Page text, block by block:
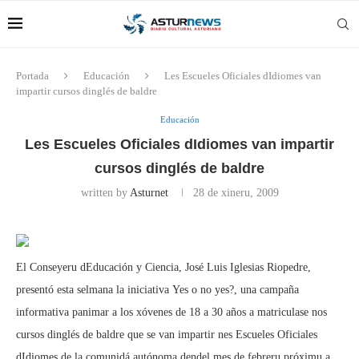
Portada Educación
Les Escueles Oficiales dIdiomes van
impartir cursos dinglés de baldre
Educación
Les Escueles Oficiales dIdiomes van impartir
cursos dinglés de baldre
written by Asturnet 28 de xineru, 2009
El Conseyeru dEducación y Ciencia, José Luis Iglesias Riopedre,
presentó esta selmana la iniciativa Yes o no yes?, una campaña
informativa panimar a los xóvenes de 18 a 30 años a matriculase nos
cursos dinglés de baldre que se van impartir nes Escueles Oficiales